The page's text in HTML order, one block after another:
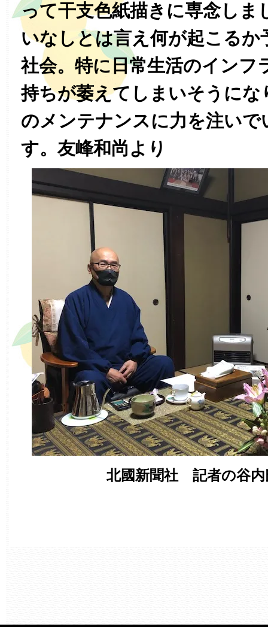
って干支色紙描きに専念しま
いなしとは言え何が起こるか
社会。特に日常生活のインフ
持ちが萎えてしまいそうにな
のメンテナンスに力を注い
す。友峰和尚より
北國新聞社 記者の谷内